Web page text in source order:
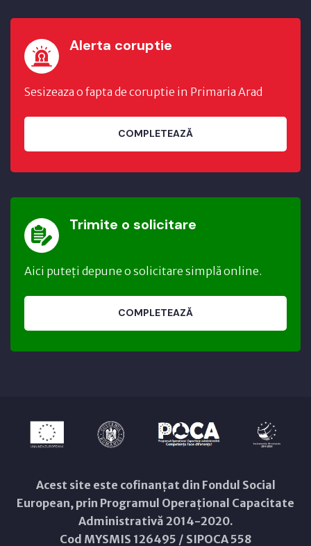
Alerta coruptie
Sesizeaza o fapta de coruptie in Primaria Arad
COMPLETEAZĂ
Trimite o solicitare
Aici puteți depune o solicitare simplă online.
COMPLETEAZĂ
Acest site este cofinanțat din Fondul Social
European, prin Programul Operațional Capacitate
Administrativă 2014-2020.
Cod MYSMIS 126495 / SIPOCA 558